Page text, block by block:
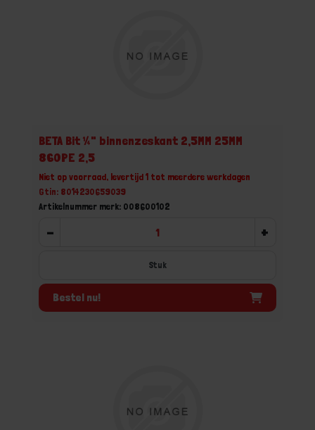
BETA Bit ¼" binnenzeskant 2,5MM 25MM
860PE 2,5
Niet op voorraad, levertijd 1 tot meerdere werkdagen
Gtin: 8014230659039
Artikelnummer merk: 008600102
- +
Stuk
Bestel nu!